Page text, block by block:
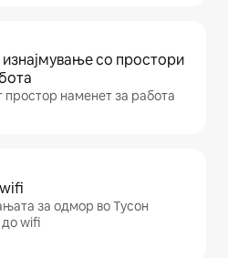
со простори
простор наменет за работа
за одмор во Тусон
до wifi